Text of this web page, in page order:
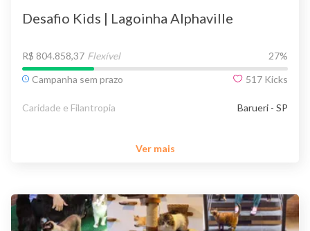
Desafio Kids | Lagoinha Alphaville
R$ 804.858,37 Flexível 27%
Campanha sem prazo
517 Kicks
Caridade e Filantropia Barueri - SP
Ver mais